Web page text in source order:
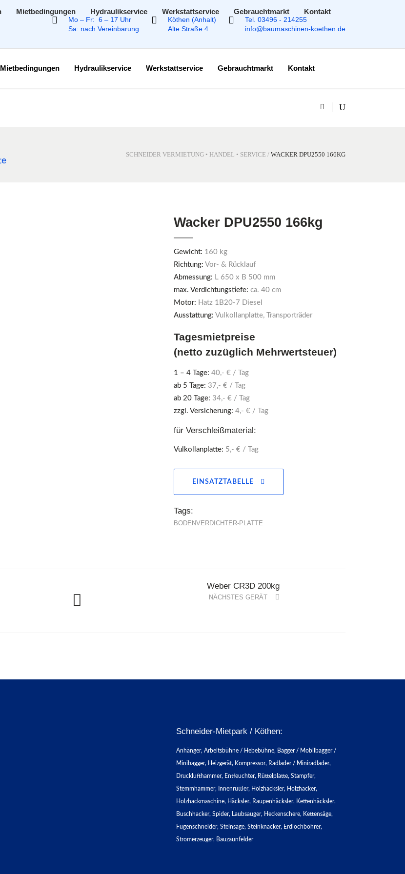
Mo – Fr: 6 – 17 Uhr
Sa: nach Vereinbarung
Köthen (Anhalt)
Alte Straße 4
Tel. 03496 - 214255
info@baumaschinen-koethen.de
Mietbedingungen Hydraulikservice Werkstattservice Gebrauchtmarkt Kontakt
Mietbedingungen Hydraulikservice Werkstattservice Gebrauchtmarkt Kontakt
SCHNEIDER VERMIETUNG • HANDEL • SERVICE / WACKER DPU2550 166KG
Wacker DPU2550 166kg
Gewicht: 160 kg
Richtung: Vor- & Rücklauf
Abmessung: L 650 x B 500 mm
max. Verdichtungstiefe:ca. 40 cm
Motor: Hatz 1B20-7 Diesel
Ausstattung: Vulkollanplatte, Transporträder
Tagesmietpreise
(netto zuzüglich Mehrwertsteuer)
1 – 4 Tage: 40,- € / Tag
ab 5 Tage: 37,- € / Tag
ab 20 Tage: 34,- € / Tag
zzgl. Versicherung: 4,- € / Tag
für Verschleißmaterial:
Vulkollanplatte: 5,- € / Tag
EINSATZTABELLE
Tags:
BODENVERDICHTER-PLATTE
Weber CR3D 200kg
NÄCHSTES GERÄT
Schneider-Mietpark / Köthen:
Anhänger, Arbeitsbühne / Hebebühne, Bagger / Mobilbagger /
Minibagger, Heizgerät, Kompressor, Radlader / Miniradlader,
Drucklufthammer, Entfeuchter, Rüttelplatte, Stampfer,
Stemmhammer, Innenrüttler, Holzhäcksler, Holzhacker,
Holzhackmaschine, Häcksler, Raupenhäcksler, Kettenhäcksler,
Buschhacker, Spider, Laubsauger, Heckenschere, Kettensäge,
Fugenschneider, Steinsäge, Steinknacker, Erdlochbohrer,
Stromerzeuger, Bauzaunfelder